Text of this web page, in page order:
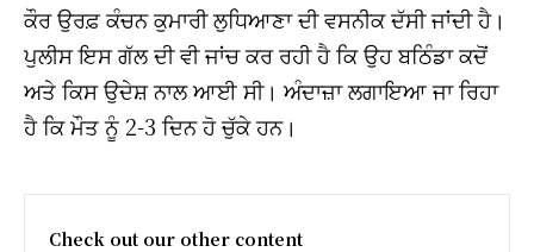
ਕੌਰ ਉਰਫ਼ ਕੰਚਨ ਕੁਮਾਰੀ ਲੁਧਿਆਣਾ ਦੀ ਵਸਨੀਕ ਦੱਸੀ ਜਾਂਦੀ ਹੈ।
ਪੁਲੀਸ ਇਸ ਗੱਲ ਦੀ ਵੀ ਜਾਂਚ ਕਰ ਰਹੀ ਹੈ ਕਿ ਉਹ ਬਠਿੰਡਾ ਕਦੋਂ
ਅਤੇ ਕਿਸ ਉਦੇਸ਼ ਨਾਲ ਆਈ ਸੀ। ਅੰਦਾਜ਼ਾ ਲਗਾਇਆ ਜਾ ਰਿਹਾ
ਹੈ ਕਿ ਮੌਤ ਨੂੰ 2-3 ਦਿਨ ਹੋ ਚੁੱਕੇ ਹਨ।
Check out our other content